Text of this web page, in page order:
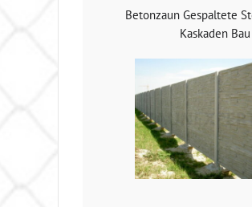
Betonzaun Gespaltete
Kaskaden Bau